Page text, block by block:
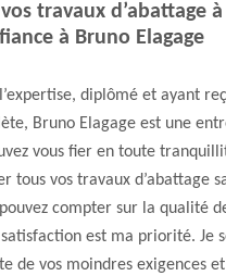
travaux d’abattage
à Bruno Elagage
diplômé et ayant
Bruno Elagage est une
vous fier en toute
tous vos travaux d’abattage
compter sur la qualité
est ma priorité. Je
de vos moindres exigences